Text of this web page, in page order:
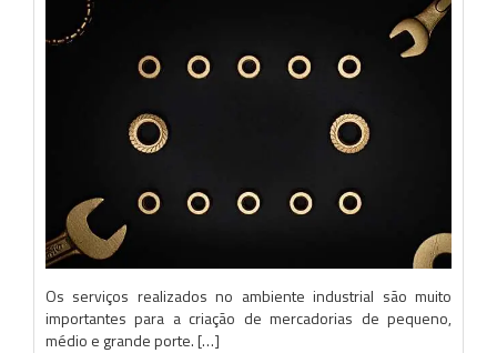
Os serviços realizados no ambiente industrial são muito
importantes para a criação de mercadorias de pequeno,
médio e grande porte. […]